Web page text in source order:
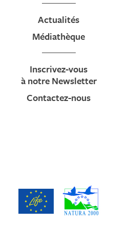
Actualités
Médiathèque
Inscrivez-vous
à notre Newsletter
Contactez-nous